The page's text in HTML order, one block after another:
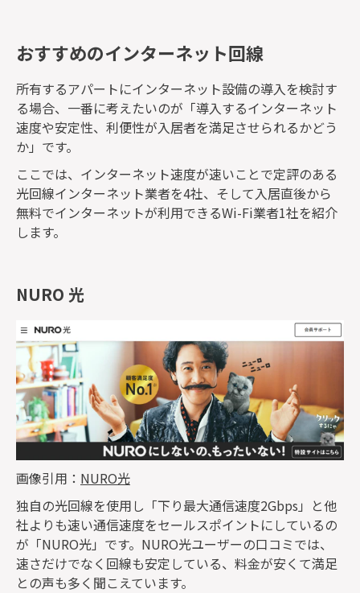
おすすめのインターネット回線
所有するアパートにインターネット設備の導入を検討す
る場合、一番に考えたいのが「導入するインターネット
速度や安定性、利便性が入居者を満足させられるかどう
か」です。
ここでは、インターネット速度が速いことで定評のある
光回線インターネット業者を4社、そして入居直後から
無料でインターネットが利用できるWi-Fi業者1社を紹介
します。
NURO 光
画像引用： NURO光
独自の光回線を使用し「下り最大通信速度2Gbps」と他
社よりも速い通信速度をセールスポイントにしているの
が「NURO光」です。NURO光ユーザーの口コミでは、
速さだけでなく回線も安定している、料金が安くて満足
との声も多く聞こえています。